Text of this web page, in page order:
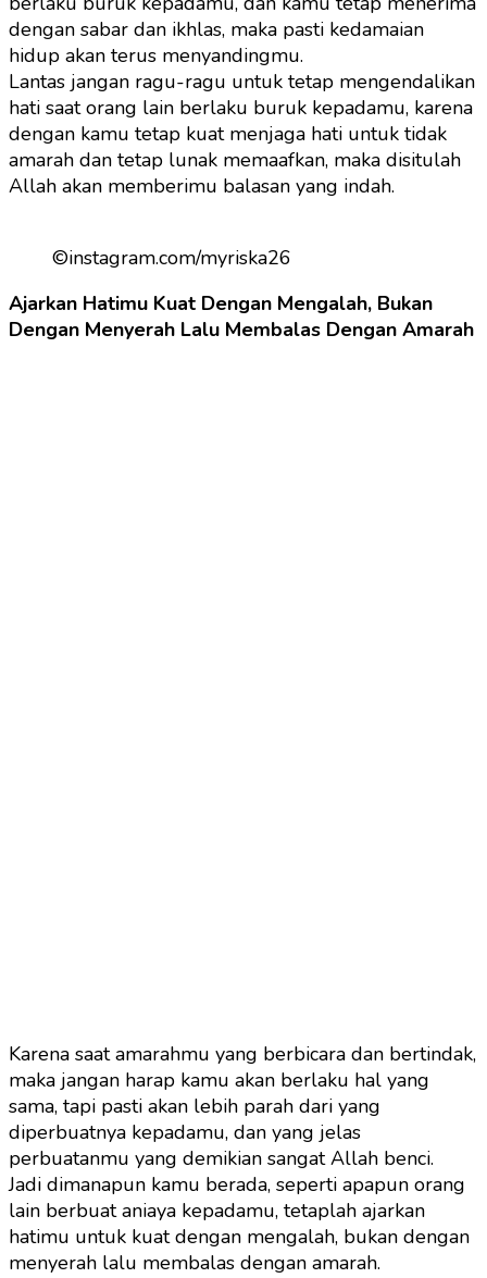
dengan sabar dan ikhlas, maka pasti kedamaian
hidup akan terus menyandingmu.
Lantas jangan ragu-ragu untuk tetap mengendalikan
hati saat orang lain berlaku buruk kepadamu, karena
dengan kamu tetap kuat menjaga hati untuk tidak
amarah dan tetap lunak memaafkan, maka disitulah
Allah akan memberimu balasan yang indah.
©instagram.com/myriska26
Ajarkan Hatimu Kuat Dengan Mengalah, Bukan
Dengan Menyerah Lalu Membalas Dengan Amarah
Karena saat amarahmu yang berbicara dan bertindak,
maka jangan harap kamu akan berlaku hal yang
sama, tapi pasti akan lebih parah dari yang
diperbuatnya kepadamu, dan yang jelas
perbuatanmu yang demikian sangat Allah benci.
Jadi dimanapun kamu berada, seperti apapun orang
lain berbuat aniaya kepadamu, tetaplah ajarkan
hatimu untuk kuat dengan mengalah, bukan dengan
menyerah lalu membalas dengan amarah.